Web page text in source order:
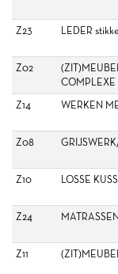
Z23
LEDER
Z02
Z14
WERKEN
Z08
Z10
LOSSE
Z24
Z11